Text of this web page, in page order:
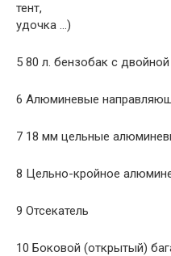
тент,
удочка …)
5 80 л. бензобак с
6 Алюминевые
7 18 мм цельные
8 Цельно-кройное
9 Отсекатель
10 Боковой (открытый)